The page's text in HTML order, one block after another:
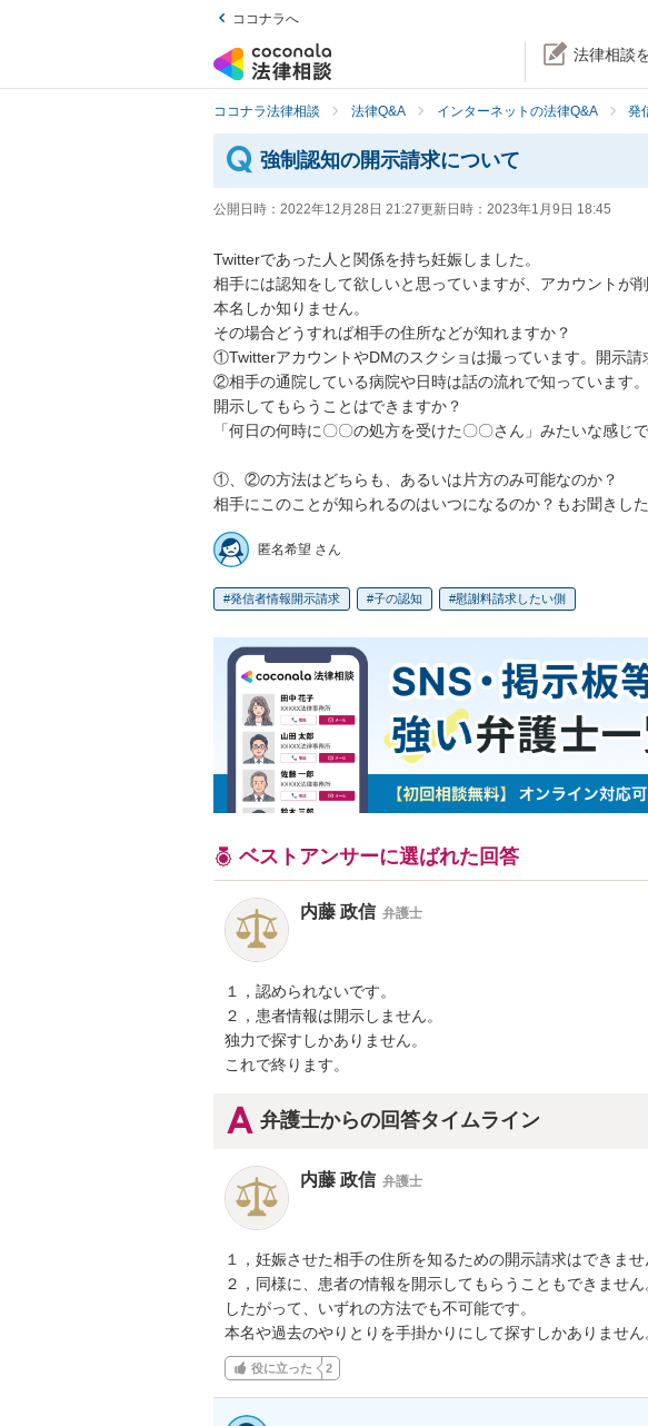
ココナラへ
法律相談
ココナラ法律相談 法律Q&A インターネットの法律Q&A 発
強制認知の開示請求について
公開日時： 2022年12月28日 21:27更新日時： 2023年1月9日 18:45
Twitterであった人と関係を持ち妊娠しました。
相手には認知をして欲しいと思っていますが、アカウントが
本名しか知りません。
その場合どうすれば相手の住所などが知れますか？
①TwitterアカウントやDMのスクショは撮っています。開示請
②相手の通院している病院や日時は話の流れで知っています
開示してもらうことはできますか？
「何日の何時に〇〇の処方を受けた〇〇さん」みたいな感じで
①、②の方法はどちらも、あるいは片方のみ可能なのか？
相手にこのことが知られるのはいつになるのか？もお聞きした
匿名希望 さん
発信者情報開示請求 子の認知 慰謝料請求したい側
ベストアンサーに選ばれた回答
内藤 政信 弁護士
１，認められないです。
２，患者情報は開示しません。
独力で探すしかありません。
これで終ります。
弁護士からの回答タイムライン
内藤 政信 弁護士
１，妊娠させた相手の住所を知るための開示請求はできませ
２，同様に、患者の情報を開示してもらうこともできません
したがって、いずれの方法でも不可能です。
本名や過去のやりとりを手掛かりにして探すしかありません
役に立った 2